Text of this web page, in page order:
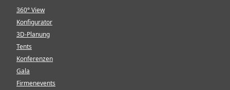
360° View
Konfigurator
3D-Planung
Tents
Konferenzen
Gala
Firmenevents